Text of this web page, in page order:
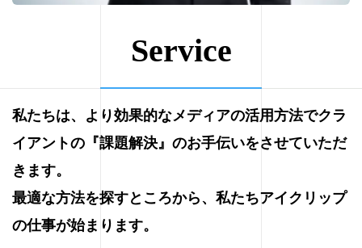
Service
私たちは、より効果的なメディアの活用方法でクラ
イアントの『課題解決』のお手伝いをさせていただ
きます。
最適な方法を探すところから、私たちアイクリップ
の仕事が始まります。